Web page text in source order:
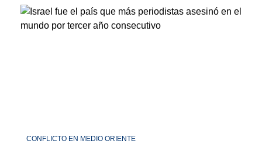
CONFLICTO EN MEDIO ORIENTE